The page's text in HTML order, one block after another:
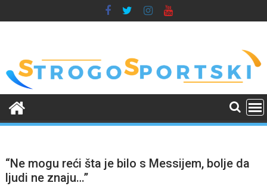
to
“Ne mogu reći šta je bilo s Messijem, bolje da
ljudi ne znaju…”